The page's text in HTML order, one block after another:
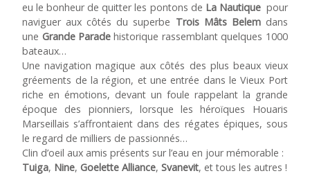
eu le bonheur de quitter les pontons de La Nautiquepour
naviguer aux côtés du superbe Trois Mâts Belem dans
une Grande Parade historique rassemblant quelques 1000
bateaux…
Une navigation magique aux côtés des plus beaux vieux
gréements de la région, et une entrée dans le Vieux Port
riche en émotions, devant un foule rappelant la grande
époque des pionniers, lorsque les héroïques Houaris
Marseillais s’affrontaient dans des régates épiques, sous
le regard de milliers de passionnés…
Clin d’oeil aux amis présents sur l’eau en jour mémorable :
Tuiga, Nine,Goelette Alliance,Svanevit, et tous les autres !